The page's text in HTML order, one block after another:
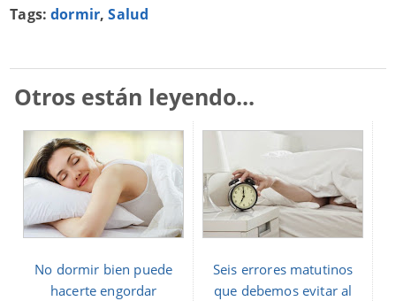
Tags:dormir,Salud
Otros están leyendo...
No dormir bien puede
hacerte engordar
Seis errores matutinos
que debemos evitar al